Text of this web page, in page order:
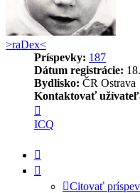
>raDex<
Príspevky: 187
Dátum registrácie:
Bydlisko: ČR Ostrava
Kontaktovať
informácie
užívateľa
>raDex<
ICQ
Citovať